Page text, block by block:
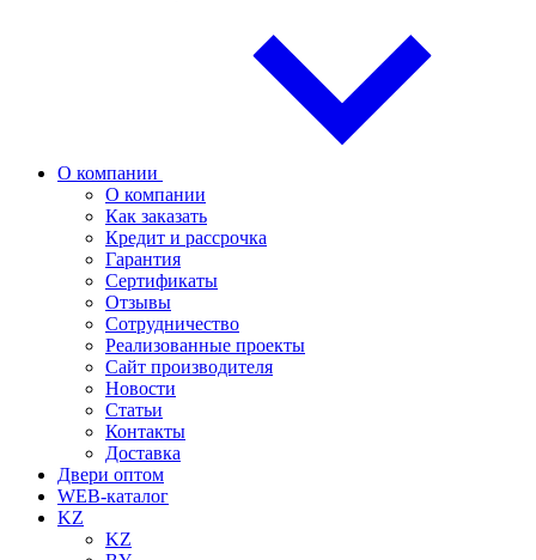
О компании
О компании
Как заказать
Кредит и рассрочка
Гарантия
Сертификаты
Отзывы
Сотрудничество
Реализованные проекты
Сайт производителя
Новости
Статьи
Контакты
Доставка
Двери оптом
WEB-каталог
KZ
KZ